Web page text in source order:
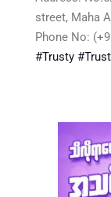
street, Maha
Phone No:
#Trusty